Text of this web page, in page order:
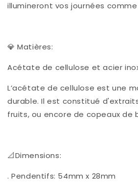
illumineront vos journées
💎 Matières:
Acétate de cellulose et acier
L’acétate de cellulose est une
durable. Il est constitué
fruits, ou encore de copeaux de
📐Dimensions:
. Pendentifs: 54mm x 28mm